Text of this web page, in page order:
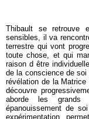
Thibault se retrouve
sensibles, il va
terrestre qui vont
toute chose, et qui
raison d être
de la conscience de
révélation de la
découvre
aborde les grands
épanouissement de
expérimentation